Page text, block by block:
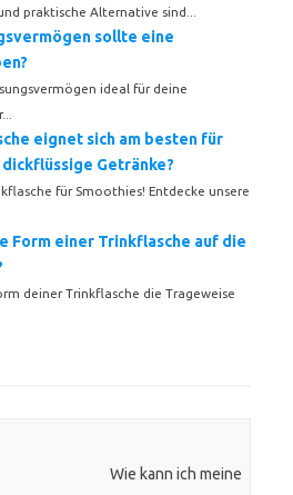
praktische Alternative sind...
sollte eine
ideal für deine
eignet sich am besten für
Getränke?
für Smoothies! Entdecke unsere
Form einer Trinkflasche auf die
deiner Trinkflasche die Trageweise
Wie kann ich meine